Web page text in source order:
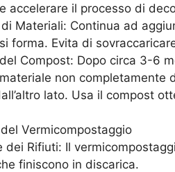
accelerare il processo di
Materiali: Continua ad
forma. Evita di
Compost: Dopo circa 3-6
non completamente
lato. Usa il compost
Vermicompostaggio
dei Rifiuti: Il
finiscono in discarica.